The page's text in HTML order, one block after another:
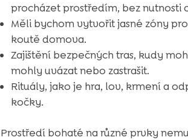
procházet prostředím, bez nutnosti
Měli bychom vytvořit jasné zóny
koutě domova.
Zajištění bezpečných tras, kudy
mohly uvázat nebo zastrašit.
Rituály, jako je hra, lov, krmení a
kočky.
Prostředí bohaté na různé prvky